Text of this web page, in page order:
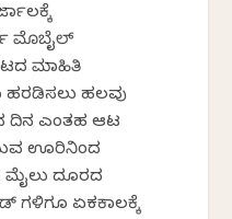
ಮೊಬೈಲ್
ಮಾಹಿತಿ
ಹಲವು
ದಿನ ಎಂತಹ ಆಟ
ಊರಿನಿಂದ
ಮೈಲು ದೂರದ
ಗಳಿಗೂ ಏಕಕಾಲಕ್ಕೆ